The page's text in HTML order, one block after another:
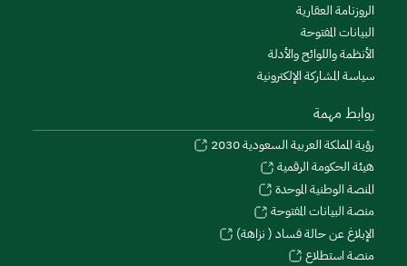
الروزنامة العقارية
البيانات المفتوحة
الأنظمة واللوائح والأدلة
سياسة المشاركة الإلكترونية
روابط مهمة
رؤية المملكة العربية السعودية 2030
هيئة الحكومة الرقمية
المنصة الوطنية الموحدة
منصة البيانات المفتوحة
الإبلاغ عن حالة فساد ( نزاهة)
منصة استطلاع